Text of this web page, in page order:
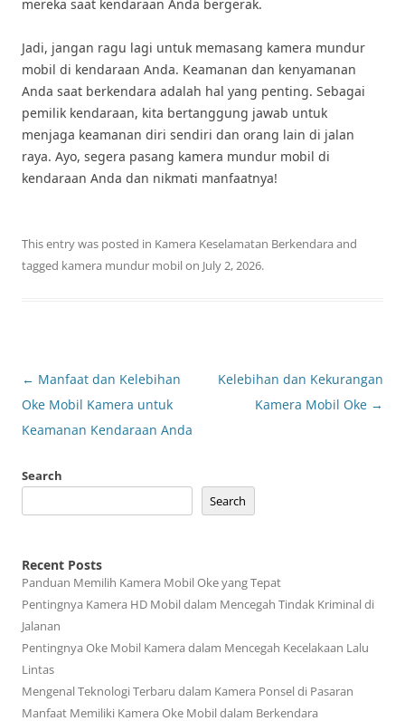
mereka saat kendaraan Anda bergerak.
Jadi, jangan ragu lagi untuk memasang kamera mundur
mobil di kendaraan Anda. Keamanan dan kenyamanan
Anda saat berkendara adalah hal yang penting. Sebagai
pemilik kendaraan, kita bertanggung jawab untuk
menjaga keamanan diri sendiri dan orang lain di jalan
raya. Ayo, segera pasang kamera mundur mobil di
kendaraan Anda dan nikmati manfaatnya!
This entry was posted in Kamera Keselamatan Berkendara and
tagged kamera mundur mobilon July 2, 2026.
Post
navigation
← Manfaat dan Kelebihan
Oke Mobil Kamera untuk
Keamanan Kendaraan Anda
Kelebihan dan Kekurangan
Kamera Mobil Oke →
Search
Search
Recent Posts
Panduan Memilih Kamera Mobil Oke yang Tepat
Pentingnya Kamera HD Mobil dalam Mencegah Tindak Kriminal di
Jalanan
Pentingnya Oke Mobil Kamera dalam Mencegah Kecelakaan Lalu
Lintas
Mengenal Teknologi Terbaru dalam Kamera Ponsel di Pasaran
Manfaat Memiliki Kamera Oke Mobil dalam Berkendara